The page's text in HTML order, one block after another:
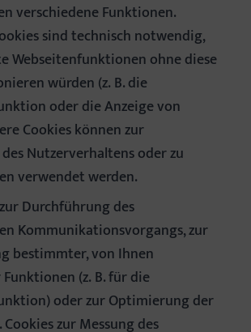
verschiedene Funktionen.
sind technisch notwendig,
Webseitenfunktionen ohne diese
würden (z. B. die
oder die Anzeige von
Cookies können zur
Nutzerverhaltens oder zu
verwendet werden.
Durchführung des
Kommunikationsvorgangs, zur
bestimmter, von Ihnen
(z. B. für die
oder zur Optimierung der
Cookies zur Messung des